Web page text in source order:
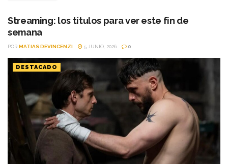
el menú tiene de todo. I Will Find You - Netflix Te
encontraré es una miniserie basada en...
Streaming: los títulos para ver este fin de
semana
POR MATIAS DEVINCENZI 5 JUNIO, 2026 0
DESTACADO